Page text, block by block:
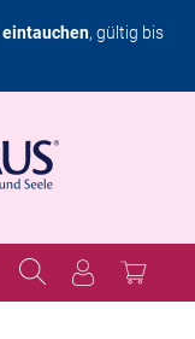
eintauchen, gültig bis